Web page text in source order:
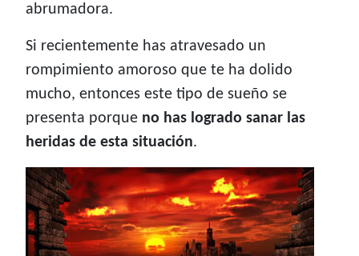
abrumadora.
Si recientemente has atravesado un
rompimiento amoroso que te ha dolido
mucho, entonces este tipo de sueño se
presenta porque no has logrado sanar las
heridas de esta situación.